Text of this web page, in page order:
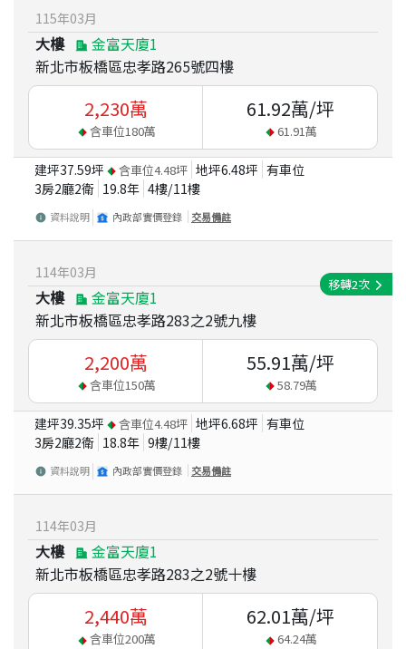
115年03月
大樓
金富天廈1
新北市板橋區忠孝路265號四樓
2,230萬
含車位180萬
61.92萬/坪
61.91萬
建坪37.59坪 含車位4.48坪 地坪6.48坪 有車位
3房2廳2衛 19.8年 4樓/11樓
資料說明 內政部實價登錄 交易備註
114年03月
大樓
金富天廈1
新北市板橋區忠孝路283之2號九樓
移轉2次
2,200萬
含車位150萬
55.91萬/坪
58.79萬
建坪39.35坪 含車位4.48坪 地坪6.68坪 有車位
3房2廳2衛 18.8年 9樓/11樓
資料說明 內政部實價登錄 交易備註
114年03月
大樓
金富天廈1
新北市板橋區忠孝路283之2號十樓
2,440萬
含車位200萬
62.01萬/坪
64.24萬